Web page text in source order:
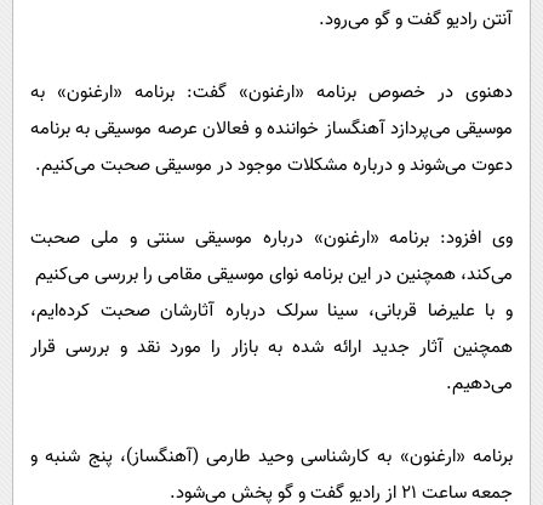
آنتن رادیو گفت و گو می‌رود.
دهنوی در خصوص برنامه «ارغنون» گفت: برنامه «ارغنون» به
موسیقی می‌پردازد آهنگساز خواننده و فعالان عرصه موسیقی به برنامه
دعوت می‌شوند و درباره مشکلات موجود در موسیقی صحبت می‌کنیم.
وی افزود: برنامه «ارغنون» درباره موسیقی سنتی و ملی صحبت
می‌کند، همچنین در این برنامه نوای موسیقی مقامی را بررسی می‌کنیم
و با علیرضا قربانی، سینا سرلک درباره آثارشان صحبت کرده‌ایم،
همچنین آثار جدید ارائه شده به بازار را مورد نقد و بررسی قرار
می‌دهیم.
برنامه «ارغنون» به کارشناسی وحید طارمی (آهنگساز)، پنج شنبه و
جمعه ساعت 21 از رادیو گفت و گو پخش می‌شود.